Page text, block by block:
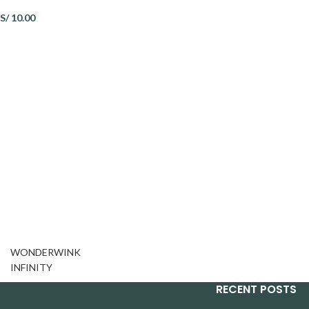
S/10.00
WONDERWINK
INFINITY
RECENT POSTS